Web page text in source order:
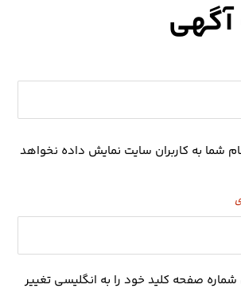
آگهی
شما به کاربران سایت نمایش داده نخواهد
شماره صفحه کلید خود را به انگلیسی تغییر